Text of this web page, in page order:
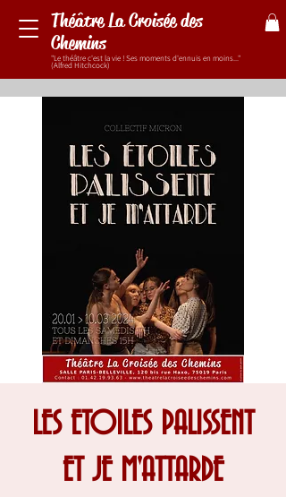
Théâtre La Croisée des
Chemins
"Le théâtre c'est la vie ! Ses moments d'ennuis en moins..."
(Alfred Hitchcock)
LES ETOILES PALISSENT
ET JE M'ATTARDE